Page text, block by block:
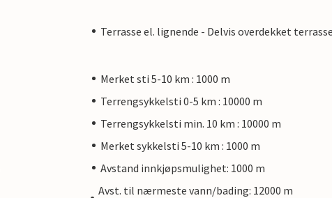
Terrasse el. lignende - Delvis overdekket terrasse
Merket sti 5-10 km : 1000 m
Terrengsykkelsti 0-5 km : 10000 m
Terrengsykkelsti min. 10 km : 10000 m
Merket sykkelsti 5-10 km : 1000 m
Avstand innkjøpsmulighet: 1000 m
Avst. til nærmeste vann/bading: 12000 m